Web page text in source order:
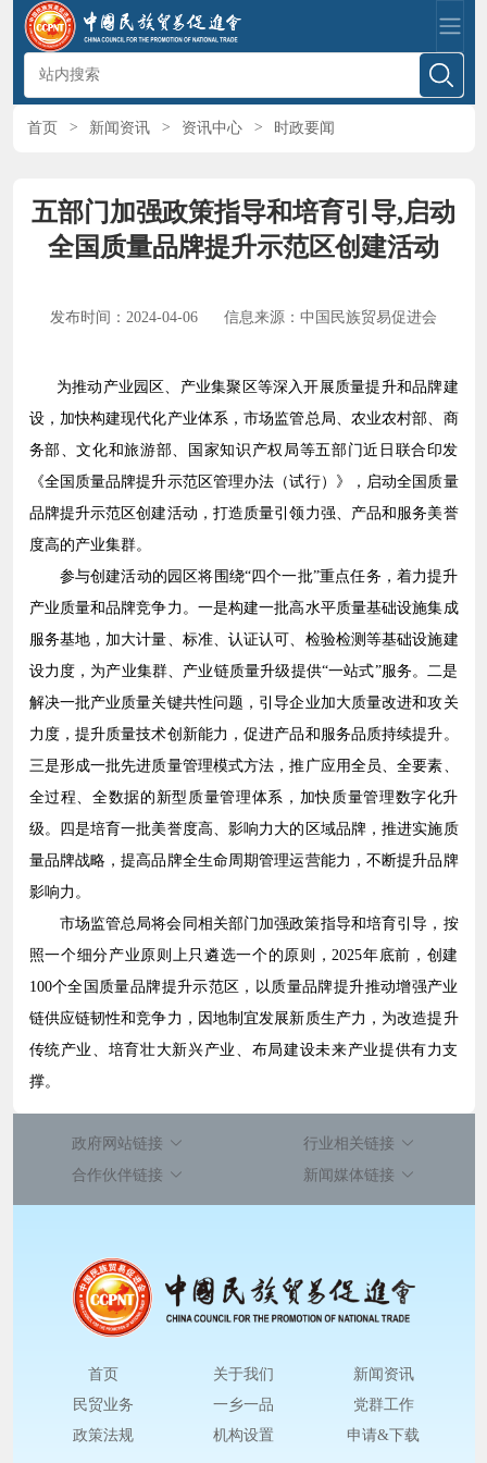
首页 > 新闻资讯 > 资讯中心 > 时政要闻
五部门加强政策指导和培育引导,启动
全国质量品牌提升示范区创建活动
发布时间：2024-04-06 信息来源：中国民族贸易促进会
为推动产业园区、产业集聚区等深入开展质量提升和品牌建
设，加快构建现代化产业体系，市场监管总局、农业农村部、商
务部、文化和旅游部、国家知识产权局等五部门近日联合印发
《全国质量品牌提升示范区管理办法（试行）》，启动全国质量
品牌提升示范区创建活动，打造质量引领力强、产品和服务美誉
度高的产业集群。
参与创建活动的园区将围绕“四个一批”重点任务，着力提升
产业质量和品牌竞争力。一是构建一批高水平质量基础设施集成
服务基地，加大计量、标准、认证认可、检验检测等基础设施建
设力度，为产业集群、产业链质量升级提供“一站式”服务。二是
解决一批产业质量关键共性问题，引导企业加大质量改进和攻关
力度，提升质量技术创新能力，促进产品和服务品质持续提升。
三是形成一批先进质量管理模式方法，推广应用全员、全要素、
全过程、全数据的新型质量管理体系，加快质量管理数字化升
级。四是培育一批美誉度高、影响力大的区域品牌，推进实施质
量品牌战略，提高品牌全生命周期管理运营能力，不断提升品牌
影响力。
市场监管总局将会同相关部门加强政策指导和培育引导，按
照一个细分产业原则上只遴选一个的原则，2025年底前，创建
100个全国质量品牌提升示范区，以质量品牌提升推动增强产业
链供应链韧性和竞争力，因地制宜发展新质生产力，为改造提升
传统产业、培育壮大新兴产业、布局建设未来产业提供有力支
撑。
政府网站链接
行业相关链接
合作伙伴链接
新闻媒体链接
首页 关于我们
新闻资讯
民贸业务
一乡一品
党群工作
政策法规
机构设置 申请&下载